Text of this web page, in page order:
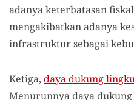
adanya keterbatasan
mengakibatkan adanya
infrastruktur sebagai
Ketiga, daya dukung
Menurunnya daya